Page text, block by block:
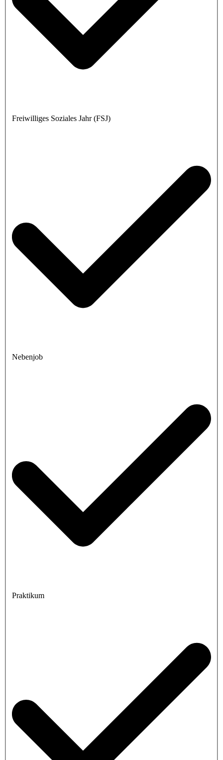
Freiwilliges Soziales Jahr (FSJ)
Nebenjob
Praktikum